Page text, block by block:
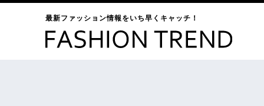
最新ファッション情報をいち早くキャッチ！